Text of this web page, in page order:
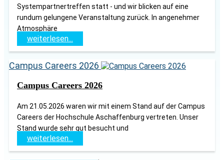
Systempartnertreffen statt - und wir blicken auf eine
rundum gelungene Veranstaltung zurück. In angenehmer
Atmosphäre
weiterlesen...
Campus Careers 2026
Campus Careers 2026
Am 21.05.2026 waren wir mit einem Stand auf der Campus
Careers der Hochschule Aschaffenburg vertreten. Unser
Stand wurde sehr gut besucht und
weiterlesen...